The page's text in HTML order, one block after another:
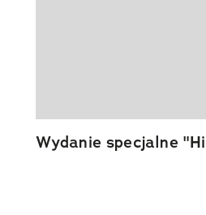
Wydanie specjalne